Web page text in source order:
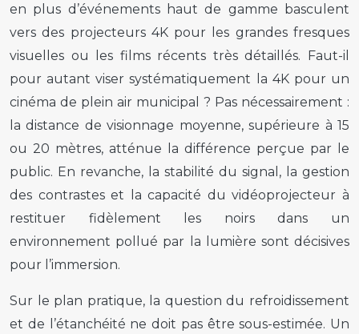
en plus d’événements haut de gamme basculent
vers des projecteurs 4K pour les grandes fresques
visuelles ou les films récents très détaillés. Faut-il
pour autant viser systématiquement la 4K pour un
cinéma de plein air municipal ? Pas nécessairement :
la distance de visionnage moyenne, supérieure à 15
ou 20 mètres, atténue la différence perçue par le
public. En revanche, la stabilité du signal, la gestion
des contrastes et la capacité du vidéoprojecteur à
restituer fidèlement les noirs dans un
environnement pollué par la lumière sont décisives
pour l’immersion.
Sur le plan pratique, la question du refroidissement
et de l’étanchéité ne doit pas être sous-estimée. Un